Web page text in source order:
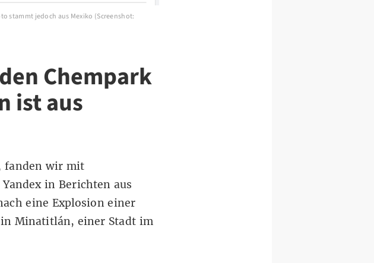
stammt jedoch aus Mexiko (Screenshot:
Chempark
ist aus
fanden wir mit
Yandexin Berichten aus
eine Explosion einer
in Minatitlán, einer Stadt im